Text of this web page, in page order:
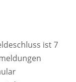
ist 7